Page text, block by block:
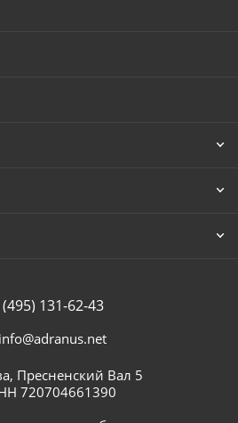
131-62-43
info@adranus.net
Пресненский Вал 5
720704661390